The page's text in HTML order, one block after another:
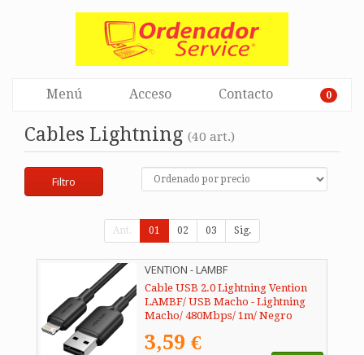
Menú Acceso Contacto 0
Cables Lightning (40 art.)
Filtro
Ant. 01 02 03 Sig.
VENTION - LAMBF
Cable USB 2.0 Lightning Vention
LAMBF/ USB Macho - Lightning
Macho/ 480Mbps/ 1m/ Negro
3,59 €